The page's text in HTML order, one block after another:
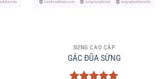
SỪNG CAO CẤP
GÁC ĐŨA SỪNG